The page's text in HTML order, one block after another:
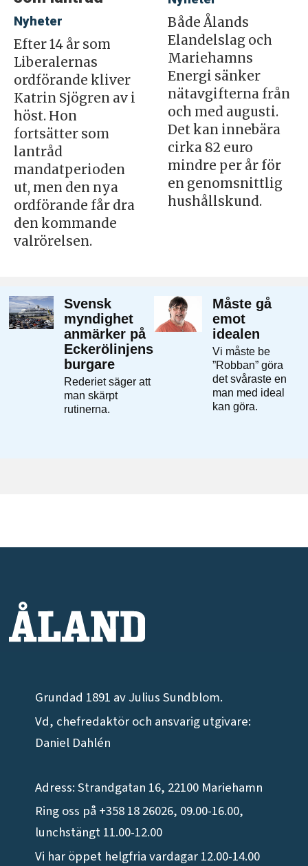
Nyheter
Efter 14 år som
Liberalernas
ordförande kliver
Katrin Sjögren av i
höst. Hon
fortsätter som
lantråd
mandatperioden
ut, men den nya
ordförande får dra
den kommande
valrörelsen.
Både Ålands
Elandelslag och
Mariehamns
Energi sänker
nätavgifterna från
och med augusti.
Det kan innebära
cirka 82 euro
mindre per år för
en genomsnittlig
hushållskund.
Grundad 1891 av Julius Sundblom.
Vd, chefredaktör och ansvarig utgivare:
Daniel Dahlén
Adress: Strandgatan 16, 22100 Mariehamn
Ring oss på +358 18 26026, 09.00-16.00,
lunchstängt 11.00-12.00
Vi har öppet helgfria vardagar 12.00-14.00